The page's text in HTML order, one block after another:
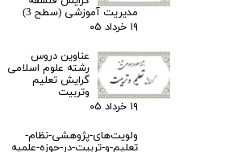
مدیریت آموزشی (سطح 3)
۱۹ خرداد ۰۵
عناوین دروس
رشته علوم اسلامی
گرایش تعلیم
وتربیت
۱۹ خرداد ۰۵
ولویت‌های-پژوهشی-نظام-
تعلیم-و-تربیت-در-حوزه-علمیه